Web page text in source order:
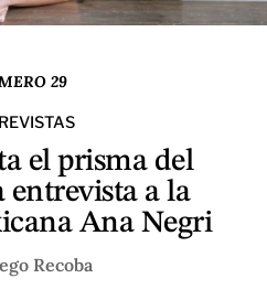
29
el prisma del
a la
Ana Negri
Recoba